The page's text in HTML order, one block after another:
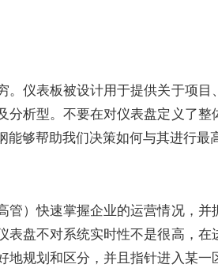
仪表板被设计用于提供关于项
析型。不要在对仪表盘定义了
够帮助我们决策如何与其进行最
）快速掌握企业的运营情况，
盘不对系统实时性不是很高，
规划和区分，并且指针进入某